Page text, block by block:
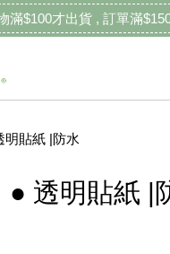
滿$100才出貨 , 訂單滿
明貼紙 |防水
● 透明貼紙 |